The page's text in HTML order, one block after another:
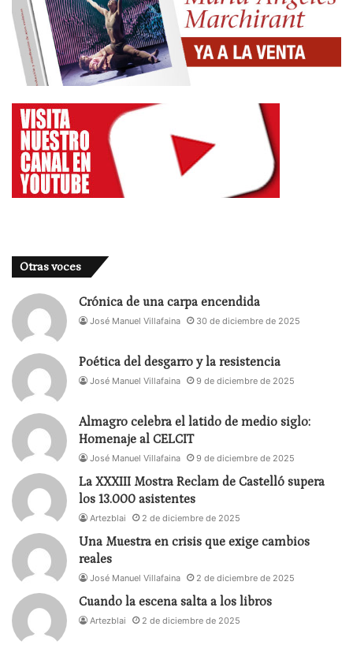
Otras voces
Crónica de una carpa encendida
José Manuel Villafaina 30 de diciembre de 2025
Poética del desgarro y la resistencia
José Manuel Villafaina 9 de diciembre de 2025
Almagro celebra el latido de medio siglo:
Homenaje al CELCIT
José Manuel Villafaina 9 de diciembre de 2025
La XXXIII Mostra Reclam de Castelló supera
los 13.000 asistentes
Artezblai 2 de diciembre de 2025
Una Muestra en crisis que exige cambios
reales
José Manuel Villafaina 2 de diciembre de 2025
Cuando la escena salta a los libros
Artezblai 2 de diciembre de 2025